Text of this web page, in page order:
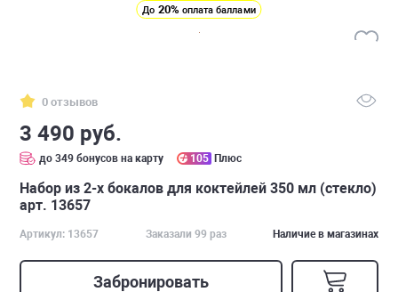
До 20% оплата баллами
0 отзывов
3 490 руб.
до 349 бонусов на карту 105 Плюс
Набор из 2-х бокалов для коктейлей 350 мл (стекло)
арт. 13657
Артикул: 13657 Заказали 99 раз Наличие в магазинах
Забронировать